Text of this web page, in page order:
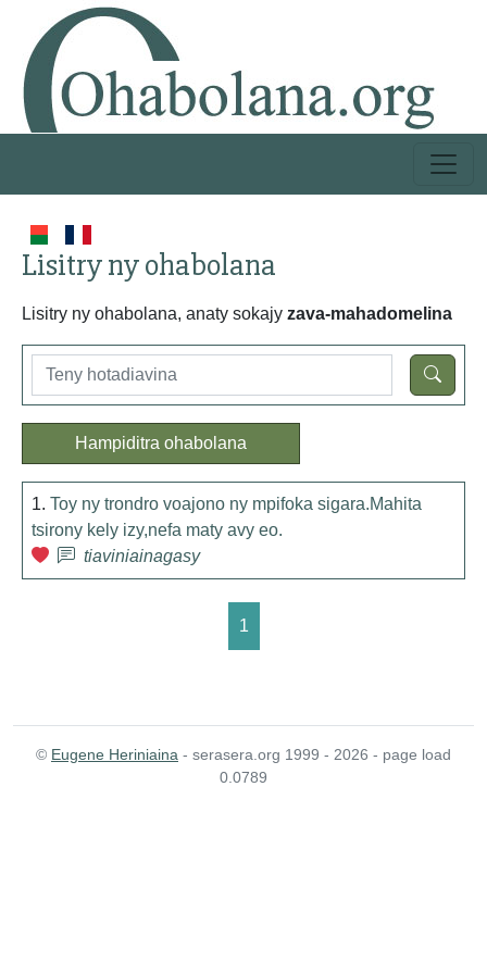
Lisitry ny ohabolana
Lisitry ny ohabolana, anaty sokajy zava-mahadomelina
Hampiditra ohabolana
1. Toy ny trondro voajono ny mpifoka sigara.Mahita
tsirony kely izy,nefa maty avy eo.
tiaviniainagasy
1
© Eugene Heriniaina - serasera.org 1999 - 2026 - page load
0.0789